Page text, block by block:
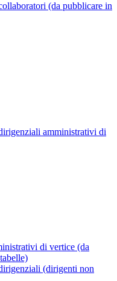
(da pubblicare in
amministrativi di
di vertice (da
(dirigenti non